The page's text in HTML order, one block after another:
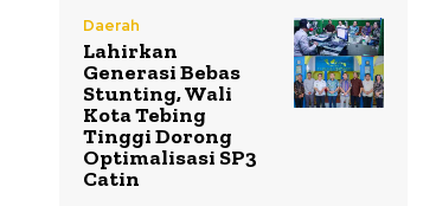
Daerah
Lahirkan
Generasi Bebas
Stunting, Wali
Kota Tebing
Tinggi Dorong
Optimalisasi SP3
Catin